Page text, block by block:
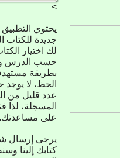
>
يحتوي
جديدة للكتاب
لك اختيار
حسب الدرس
بطريقة
الحظ، لا يوجد
عدد قليل من
المسجلة، لذا
على مساعدتك.
يرجى إرسال
كتابك إلينا